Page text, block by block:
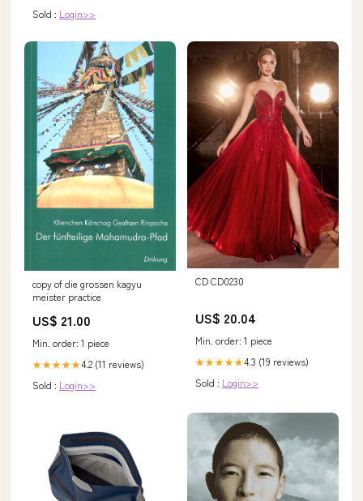
Sold : Login>>
copy of die grossen kagyu
meister practice
US$ 21.00
Min. order: 1 piece
★★★★★4.2 (11 reviews)
Sold : Login>>
CD CD0230
US$ 20.04
Min. order: 1 piece
★★★★★4.3 (19 reviews)
Sold : Login>>